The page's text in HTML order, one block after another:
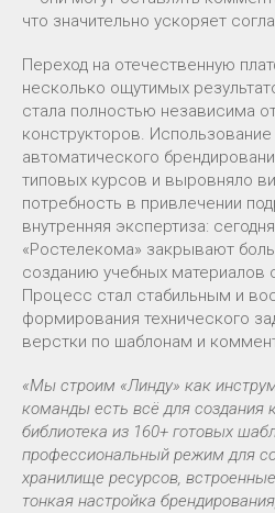
что значительно ускоряет
Переход на отечественную
несколько ощутимых
стала полностью независима
конструкторов.
автоматического
типовых курсов и выровняло
потребность в привлечении
внутренняя экспертиза:
«Ростелекома» закрывают
созданию учебных материалов
Процесс стал стабильным и
формирования технического
верстки по шаблонам и
«Мы строим «Линду» как
команды есть всё для создания
библиотека из 160+ готовых
профессиональный режим для
хранилище ресурсов,
тонкая настройка